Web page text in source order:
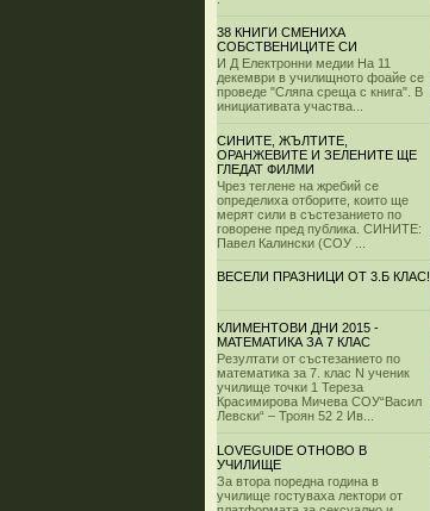
38 КНИГИ СМЕНИХА
СОБСТВЕНИЦИТЕ СИ
И Д Електронни медии На 11
декември в училищното фоайе се
проведе "Сляпа среща с книга". В
инициативата участва...
СИНИТЕ, ЖЪЛТИТЕ,
ОРАНЖЕВИТЕ И ЗЕЛЕНИТЕ ЩЕ
ГЛЕДАТ ФИЛМИ
Чрез теглене на жребий се
определиха отборите, които ще
мерят сили в състезанието по
говорене пред публика. СИНИТЕ:
Павел Калински (СОУ ...
ВЕСЕЛИ ПРАЗНИЦИ ОТ 3.Б КЛАС!
КЛИМЕНТОВИ ДНИ 2015 -
МАТЕМАТИКА ЗА 7 КЛАС
Резултати от състезанието по
математика за 7. клас N ученик
училище точки 1 Тереза
Красимирова Мичева СОУ“Васил
Левски“ – Троян 52 2 Ив...
LOVEGUIDE ОТНОВО В
УЧИЛИЩЕ
За втора поредна година в
училище гостуваха лектори от